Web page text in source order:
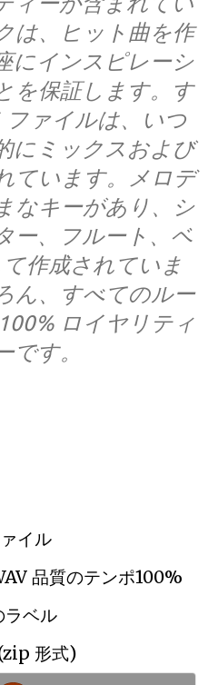
は、ヒット曲を作
にインスピレーシ
を保証します。す
ァイルは、いつ
にミックスおよび
ています。メロデ
なキーがあり、シ
ー、フルート、ベ
作成されていま
ん、すべてのルー
ロイヤリティ
です。
イル
品質のテンポ100%
ラベル
形式)